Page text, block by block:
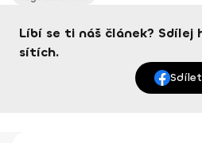
Líbí se ti náš článek? Sdílej
sítích.
Sdílet